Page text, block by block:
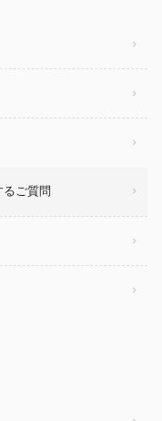
るご質問